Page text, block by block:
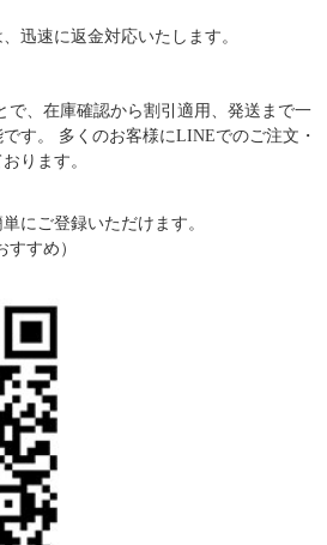
迅速に返金対応いたします。
で、在庫確認から割引適用、発送まで一
す。 多くのお客様にLINEでのご注文・
ります。
にご登録いただけます。
すすめ）